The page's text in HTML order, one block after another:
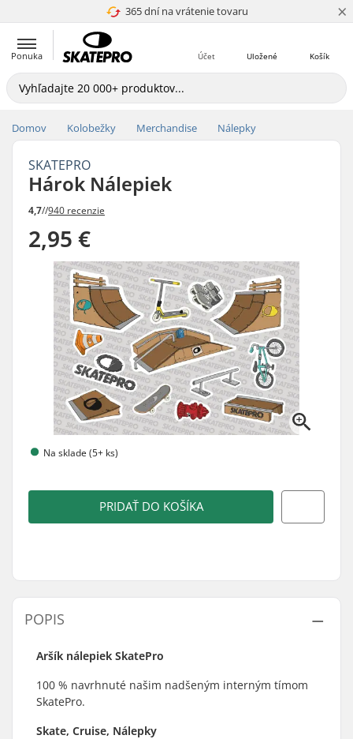
365 dní na vrátenie tovaru
4.8 z 5 ×
Ponuka Košík
Uložené
Účet
Domov Kolobežky Merchandise Nálepky
SKATEPRO
Hárok Nálepiek
4,7//940 recenzie
2,95 €
Na sklade (5+ ks)
PRIDAŤ DO KOŠÍKA
POPIS
Aršík nálepiek SkatePro
100 % navrhnuté našim nadšeným interným tímom
SkatePro.
Skate, Cruise, Nálepky